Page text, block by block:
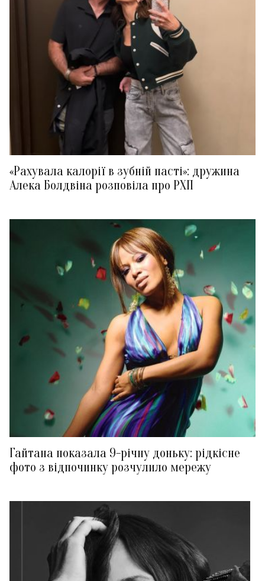
«Рахувала калорії в зубній пасті»: дружина
Алека Болдвіна розповіла про РХП
Гайтана показала 9-річну доньку: рідкісне
фото з відпочинку розчулило мережу